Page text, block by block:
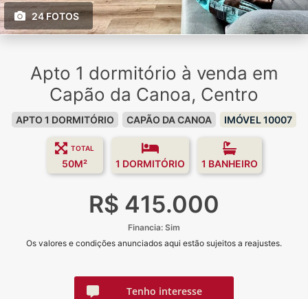
24 FOTOS
Apto 1 dormitório à venda em
Capão da Canoa, Centro
APTO 1 DORMITÓRIO CAPÃO DA CANOA IMÓVEL 10007
TOTAL
50M² 1 DORMITÓRIO 1 BANHEIRO
R$ 415.000
Financia: Sim
Os valores e condições anunciados aqui estão sujeitos a reajustes.
Tenho interesse